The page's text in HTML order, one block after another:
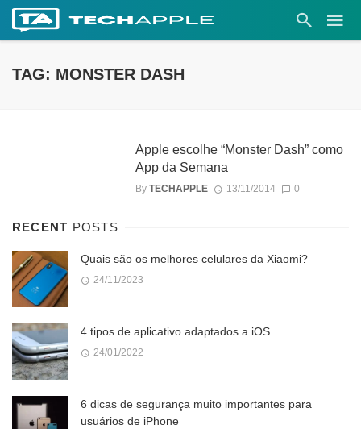
TAG: MONSTER DASH
Apple escolhe “Monster Dash” como
App da Semana
By TECHAPPLE 13/11/2014 0
RECENT POSTS
Quais são os melhores celulares da Xiaomi?
24/11/2023
4 tipos de aplicativo adaptados a iOS
24/01/2022
6 dicas de segurança muito importantes para
usuários de iPhone